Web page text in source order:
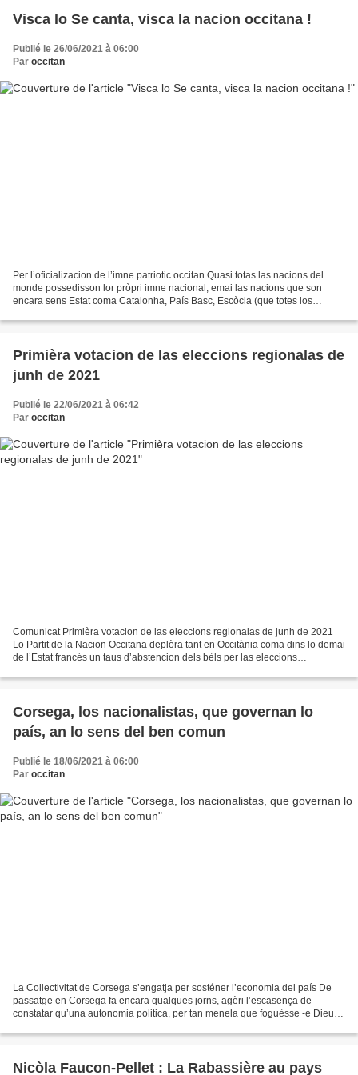
Visca lo Se canta, visca la nacion occitana !
Publié le 26/06/2021 à 06:00
Par occitan
Per l’oficializacion de l’imne patriotic occitan Quasi totas las nacions del
monde possedisson lor pròpri imne nacional, emai las nacions que son
encara sens Estat coma Catalonha, País Basc, Escòcia (que totes los
Primièra votacion de las eleccions regionalas de
junh de 2021
Publié le 22/06/2021 à 06:42
Par occitan
Comunicat Primièra votacion de las eleccions regionalas de junh de 2021
Lo Partit de la Nacion Occitana deplòra tant en Occitània coma dins lo demai
de l’Estat francés un taus d’abstencion dels bèls per las eleccions
Corsega, los nacionalistas, que governan lo
país, an lo sens del ben comun
Publié le 18/06/2021 à 06:00
Par occitan
La Collectivitat de Corsega s’engatja per sosténer l’economia del país De
passatge en Corsega fa encara qualques jorns, agèri l’escasença de
constatar qu’una autonomia politica, per tan menela que foguèsse -e Dieu
Nicòla Faucon-Pellet : La Rabassière au pays